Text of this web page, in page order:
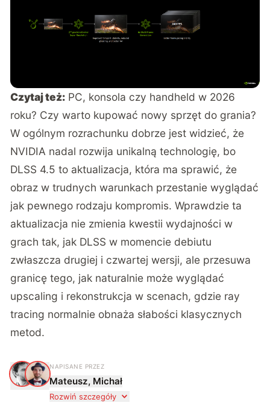
Czytaj też: PC, konsola czy handheld w 2026
roku? Czy warto kupować nowy sprzęt do grania?
W ogólnym rozrachunku dobrze jest widzieć, że
NVIDIA nadal rozwija unikalną technologię, bo
DLSS 4.5 to aktualizacja, która ma sprawić, że
obraz w trudnych warunkach przestanie wyglądać
jak pewnego rodzaju kompromis. Wprawdzie ta
aktualizacja nie zmienia kwestii wydajności w
grach tak, jak DLSS w momencie debiutu
zwłaszcza drugiej i czwartej wersji, ale przesuwa
granicę tego, jak naturalnie może wyglądać
upscaling i rekonstrukcja w scenach, gdzie ray
tracing normalnie obnaża słabości klasycznych
metod.
M M
NAPISANE PRZEZ
Mateusz, Michał
Rozwiń szczegóły